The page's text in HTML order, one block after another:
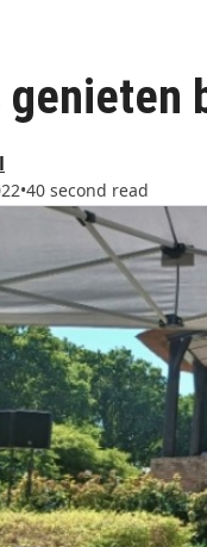
genieten
•40 second read